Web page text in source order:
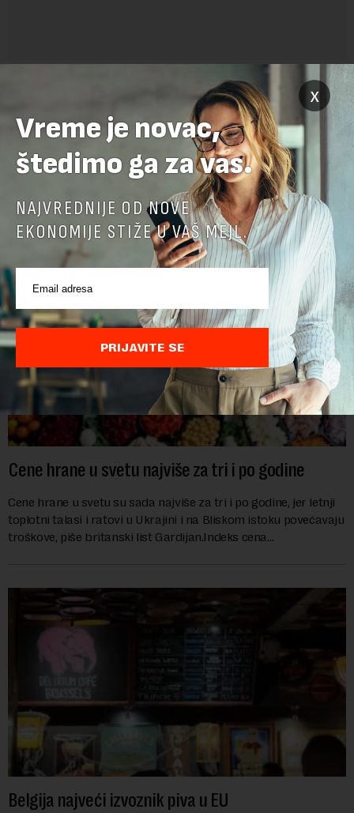
POVEZANI SADRŽAJI
Cene hrane u svetu najviše za tri i po godine
Cene hrane u svetu su sada najviše za tri i po godine, jer letnji
toplotni talasi i ratovi u Ukrajini i na Bliskom istoku povećavaju
troškove, piše britanski list Gardijan.Indeks cena
Belgija najveći izvoznik piva u EU
x
Vreme je novac,
štedimo ga za vas.
NAJVREDNIJE OD NOVE
EKONOMIJE STIŽE U VAŠ MEJL.
PRIJAVITE SE